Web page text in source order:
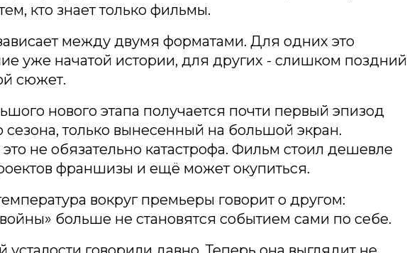
кто знает только фильмы.
между двумя форматами. Для одних это
уже начатой истории, для других - слишком поздний
сюжет.
нового этапа получается почти первый эпизод
сезона, только вынесенный на большой экран.
не обязательно катастрофа. Фильм стоил дешевле
франшизы и ещё может окупиться.
вокруг премьеры говорит о другом:
больше не становятся событием сами по себе.